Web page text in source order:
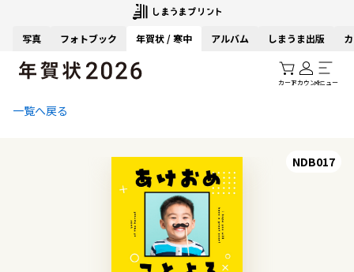
写真 フォトブック 年賀状 / 寒中 アルバム しまうま出版
カートアカウントメニュー
一覧へ戻る
NDB017